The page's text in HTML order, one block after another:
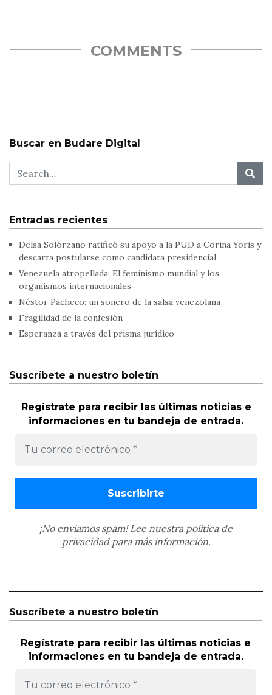
COMMENTS
Buscar en Budare Digital
Entradas recientes
Delsa Solórzano ratificó su apoyo a la PUD a Corina Yoris y
descarta postularse como candidata presidencial
Venezuela atropellada: El feminismo mundial y los
organismos internacionales
Néstor Pacheco: un sonero de la salsa venezolana
Fragilidad de la confesión
Esperanza a través del prisma jurídico
Suscríbete a nuestro boletín
Regístrate para recibir las últimas noticias e
informaciones en tu bandeja de entrada.
¡No enviamos spam! Lee nuestra política de
privacidadpara más información.
Suscríbete a nuestro boletín
Regístrate para recibir las últimas noticias e
informaciones en tu bandeja de entrada.